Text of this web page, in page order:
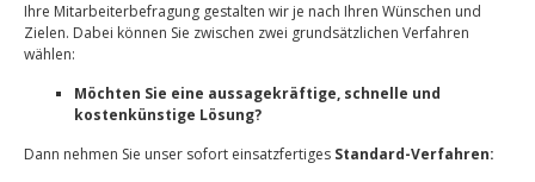
Ihre Mitarbeiterbefragung gestalten wir je nach Ihren Wünschen und
Zielen. Dabei können Sie zwischen zwei grundsätzlichen Verfahren
wählen:
Möchten Sie eine aussagekräftige, schnelle und
kostenkünstige Lösung?
Dann nehmen Sie unser sofort einsatzfertiges Standard-Verfahren: